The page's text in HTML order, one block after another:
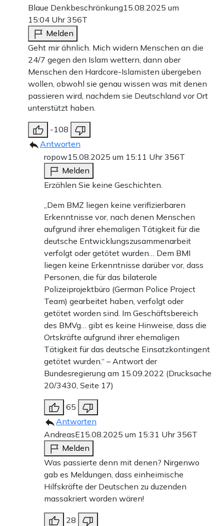
Blaue Denkbeschränkung15.08.2025 um
15:04 Uhr356T
Melden
Geht mir ähnlich. Mich widern Menschen an die
24/7 gegen den Islam wettern, dann aber
Menschen den Hardcore-Islamisten übergeben
wollen, obwohl sie genau wissen was mit denen
passieren wird, nachdem sie Deutschland vor Ort
unterstützt haben.
-108
Antworten
ropow15.08.2025 um 15:11 Uhr356T
Melden
Erzählen Sie keine Geschichten.
„Dem BMZ liegen keine verifizierbaren
Erkenntnisse vor, nach denen Menschen
aufgrund ihrer ehemaligen Tätigkeit für die
deutsche Entwicklungszusammenarbeit
verfolgt oder getötet wurden… Dem BMI
liegen keine Erkenntnisse darüber vor, dass
Personen, die für das bilaterale
Polizeiprojektbüro (German Police Project
Team) gearbeitet haben, verfolgt oder
getötet worden sind. Im Geschäftsbereich
des BMVg… gibt es keine Hinweise, dass die
Ortskräfte aufgrund ihrer ehemaligen
Tätigkeit für das deutsche Einsatzkontingent
getötet wurden.“ – Antwort der
Bundesregierung am 15.09.2022 (Drucksache
20/3430, Seite 17)
65
Antworten
AndreasE15.08.2025 um 15:31 Uhr356T
Melden
Was passierte denn mit denen? Nirgenwo
gab es Meldungen, dass einheimische
Hilfskräfte der Deutschen zu duzenden
massakriert worden wären!
28